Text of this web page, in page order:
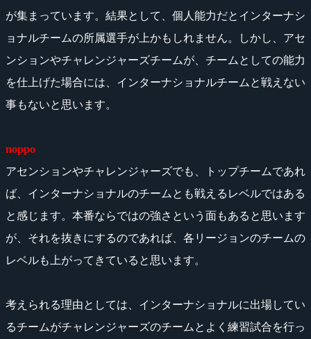
が集まっています。結果として、個人能力だとインターナシ
ョナルチームの所属選手が上かもしれません。しかし、アセ
ンションやチャレンジャーズチームが、チームとしての能力
を仕上げた場合には、インターナショナルチームと戦えない
事もないと思います。
noppo
アセンションやチャレンジャーズでも、トップチームであれ
ば、インターナショナルのチームとも戦えるレベルではある
と感じます。本番ならではの強さという面もあると思います
が、それを抜きにするのであれば、各リージョンのチームの
レベルも上がってきていると思います。
考えられる理由としては、インターナショナルに出場してい
るチームがチャレンジャーズのチームとよく練習試合を行っ